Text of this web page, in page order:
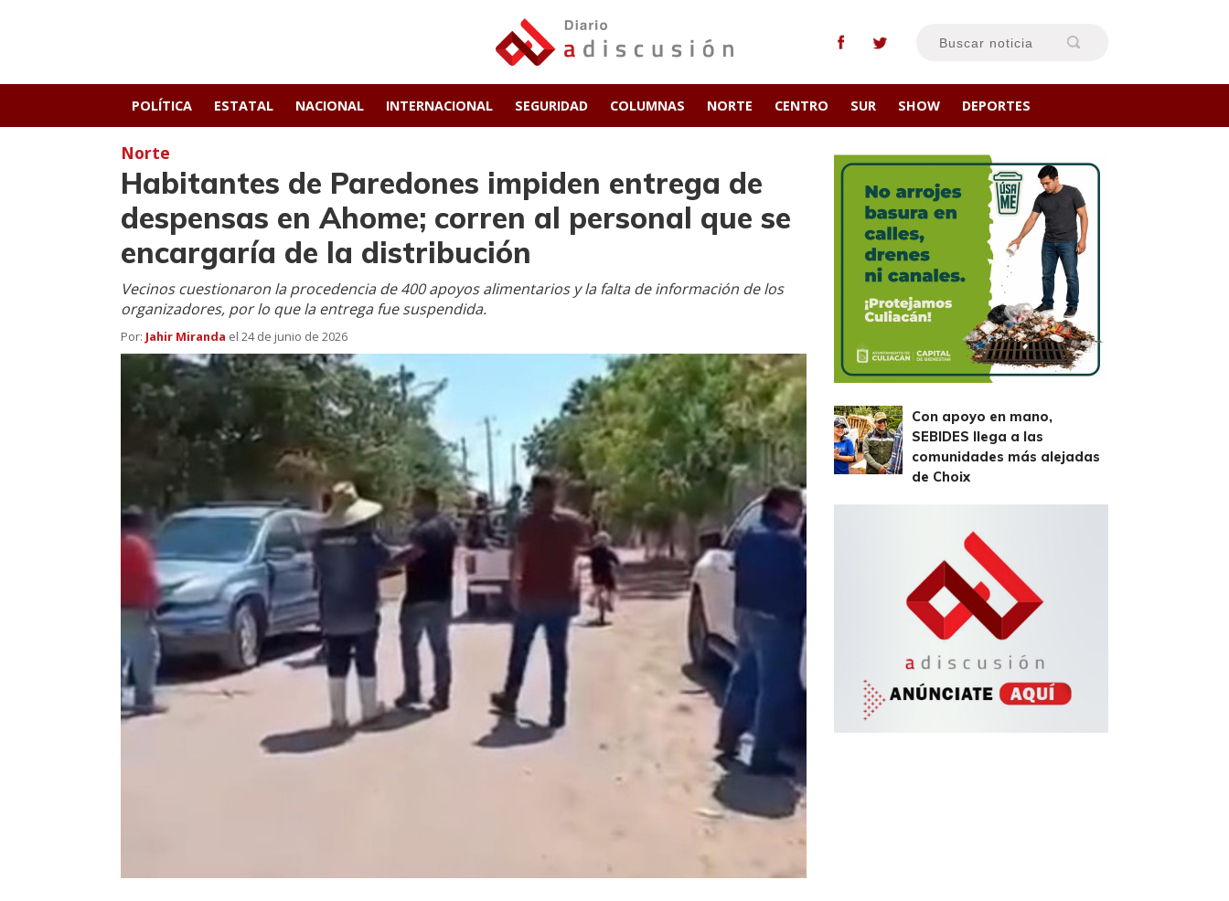
POLÍTICA ESTATAL NACIONAL INTERNACIONAL SEGURIDAD COLUMNAS NORTE CENTRO SUR SHOW DEPORTES
Norte
Habitantes de Paredones impiden entrega de
despensas en Ahome; corren al personal que se
encargaría de la distribución
Vecinos cuestionaron la procedencia de 400 apoyos alimentarios y la falta de información de los
organizadores, por lo que la entrega fue suspendida.
Por: Jahir Miranda el 24 de junio de 2026
Con apoyo en mano,
SEBIDES llega a las
comunidades más alejadas
de Choix